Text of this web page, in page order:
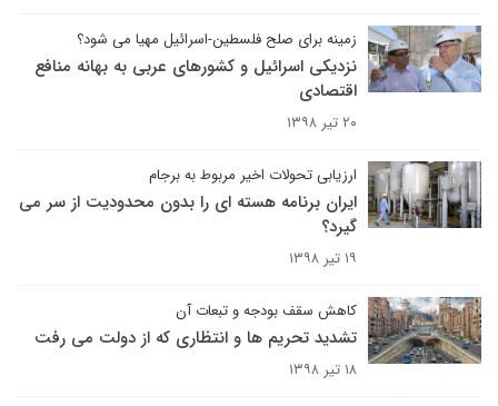
زمینه برای صلح فلسطین-اسرائیل مهیا می شود؟
نزدیکی اسرائیل و کشورهای عربی به بهانه منافع
اقتصادی
۲۰ تیر ۱۳۹۸
ارزیابی تحولات اخیر مربوط به برجام
ایران برنامه هسته ای را بدون محدودیت از سر می
گیرد؟
۱۹ تیر ۱۳۹۸
کاهش سقف بودجه و تبعات آن
تشدید تحریم ها و انتظاری که از دولت می رفت
۱۸ تیر ۱۳۹۸